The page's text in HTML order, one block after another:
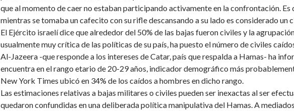
que al momento de caer no estaban participando activamente en la confrontación. Es
mientras se tomaba un cafecito con su rifle descansando a su lado es considerado un
El Ejército israelí dice que alrededor del 50% de las bajas fueron civiles y la
usualmente muy crítica de las políticas de su país, ha puesto el número de civiles
Al-Jazeera -que responde a los intereses de Catar, país que respalda a Hamas- ha
encuentra en el rango etario de 20-29 años, indicador demográfico más
New York Times ubicó en 34% de los caídos a hombres en dicho rango.
Las estimaciones relativas a bajas militares o civiles pueden ser inexactas al ser
quedaron confundidas en una deliberada política manipulativa del Hamas. A